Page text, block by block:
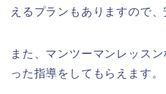
えるプランもありますので、
また、マンツーマンレッス
った指導をしてもらえます。